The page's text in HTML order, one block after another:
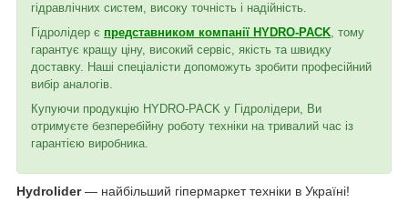
гідравлічних систем, високу точність і надійність.
Гідролідер є представником компанії HYDRO-PACK , тому
гарантує кращу ціну, високий сервіс, якість та швидку
доставку. Наші спеціалісти допоможуть зробити професійний
вибір аналогів.
Купуючи продукцію HYDRO-PACK у Гідролідери, Ви
отримуєте безперебійну роботу техніки на тривалий час із
гарантією виробника.
Hydrolider— найбільший гіпермаркет техніки в Україні!